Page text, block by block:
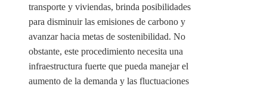
transporte y viviendas, brinda posibilidades
para disminuir las emisiones de carbono y
avanzar hacia metas de sostenibilidad. No
obstante, este procedimiento necesita una
infraestructura fuerte que pueda manejar el
aumento de la demanda y las fluctuaciones